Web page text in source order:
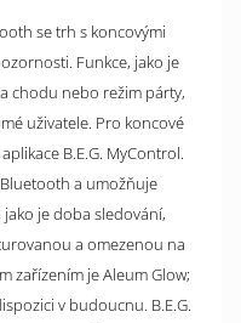
se trh s koncovými
Funkce, jako je
chodu nebo režim párty,
uživatele. Pro koncové
B.E.G. MyControl.
a umožňuje
je doba sledování,
a omezenou na
zařízením je Aleum Glow;
v budoucnu. B.E.G.